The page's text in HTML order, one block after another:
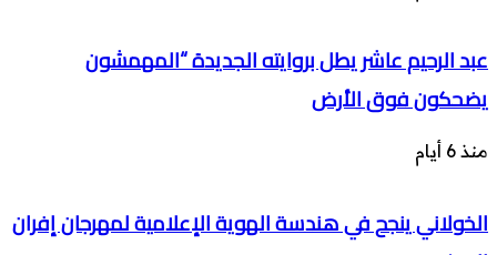
عبد الرحيم عاشر يطل بروايته الجديدة “المهمشون
يضحكون فوق الأرض
منذ 6 أيام
الخولاني ينجح في هندسة الهوية الإعلامية لمهرجان إفران